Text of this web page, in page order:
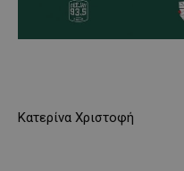
Κατερίνα Χριστοφή